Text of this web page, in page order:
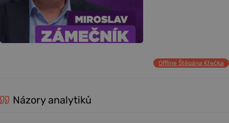
Offline Štěpána Křečka
Názory analytiků